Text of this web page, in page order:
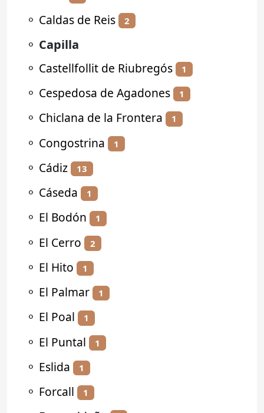
⚬ Caldas de Reis 2
⚬ Capilla
⚬ Castellfollit de Riubregós 1
⚬ Cespedosa de Agadones 1
⚬ Chiclana de la Frontera 1
⚬ Congostrina 1
⚬ Cádiz 13
⚬ Cáseda 1
⚬ El Bodón 1
⚬ El Cerro 2
⚬ El Hito 1
⚬ El Palmar 1
⚬ El Poal 1
⚬ El Puntal 1
⚬ Eslida 1
⚬ Forcall 1